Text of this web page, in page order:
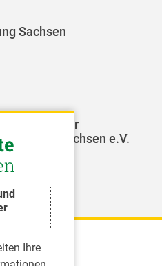
Ihre
Sachsen
für
Sachsen e.V.